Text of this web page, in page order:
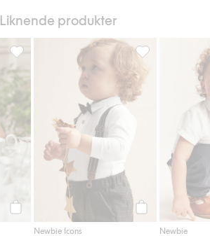
Liknende produkter
Legg til
Langermet body med sløyfe, Legg til i
Legg til
Newbie Icons
Langermet
Newbie